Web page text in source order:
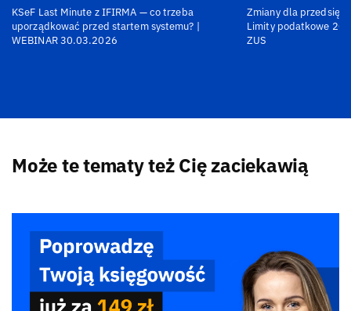
KSeF Last Minute z IFIRMA — co trzeba
uporządkować przed startem systemu? |
WEBINAR 30.03.2026
Zmiany dla
Limity podatkowe
ZUS
Może te tematy też Cię zaciekawią